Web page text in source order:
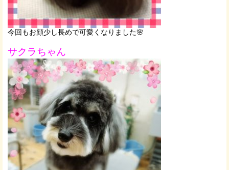
今回もお顔少し長めで可愛くなりました🌸
サクラちゃん